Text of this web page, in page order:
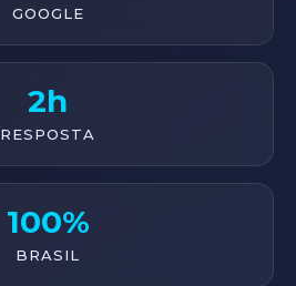
GOOGLE
2h
RESPOSTA
100%
BRASIL